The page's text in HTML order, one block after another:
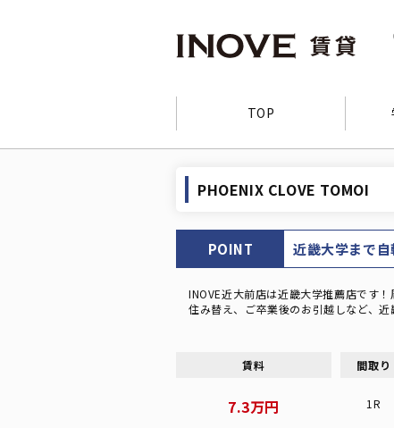
TOP
PHOENIX CLOVE TOMOI
POINT 近畿大学まで
INOVE近大前店は近畿大学推薦店です
住み替え、ご卒業後のお引越しなど、
賃料
7.3万円
間取り
1R